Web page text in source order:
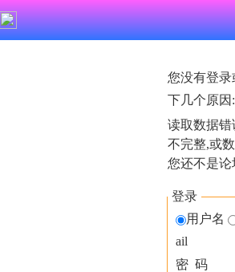
您没有登
下几个原因:
读取数据
不完整,或
您还不是
登录
用户名
ail
密 码